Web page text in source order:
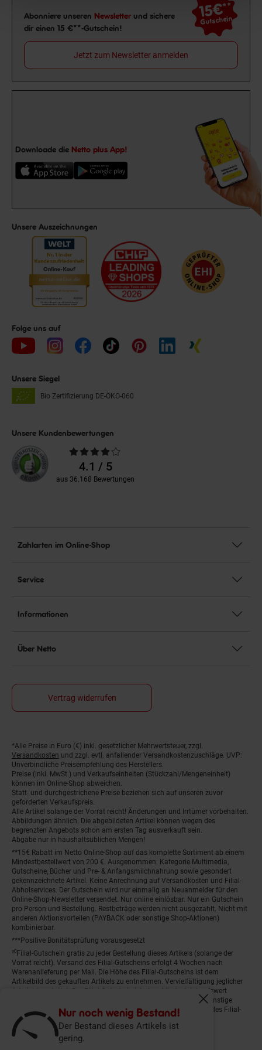
Nur noch wenig Bestand!
Der Bestand dieses Artikels ist
gering.
Fenster
Newsletter Anmeldung
Abonniere unseren Newsletter und sichere
dir einen 15 €**-Gutschein!
15€**
Gutschein
Jetzt zum Newsletter anmelden
Downloade die Netto plus App!
Unsere Auszeichnungen
Folge uns auf
Unsere Siegel
Bio Zertifizierung DE-ÖKO-060
Unsere Kundenbewertungen
Durchschnittliche
Bewertungen4.1 / 5
aus 36.168 Bewertungen
Zahlarten im Online-Shop
Service
Informationen
Über Netto
Vertrag widerrufen
Fußnoten
*Alle Preise in Euro (€) inkl. gesetzlicher Mehrwertsteuer, zzgl.
Versandkosten und zzgl. evtl. anfallender Versandkostenzuschläge. UVP:
Unverbindliche Preisempfehlung des Herstellers.
Preise (inkl. MwSt.) und Verkaufseinheiten (Stückzahl/Mengeneinheit)
können im Online-Shop abweichen.
Statt- und durchgestrichene Preise beziehen sich auf unseren zuvor
geforderten Verkaufspreis.
Alle Artikel solange der Vorrat reicht! Änderungen und Irrtümer vorbehalten.
Abbildungen ähnlich. Die abgebildeten Artikel können wegen des
begrenzten Angebots schon am ersten Tag ausverkauft sein.
Abgabe nur in haushaltsüblichen Mengen!
**15€ Rabatt im Netto Online-Shop auf das komplette Sortiment ab einem
Mindestbestellwert von 200 €. Ausgenommen: Kategorie Multimedia,
Gutscheine, Bücher und Pre- & Anfangsmilchnahrung sowie gesondert
gekennzeichnete Artikel. Keine Anrechnung auf Versandkosten und Filial-
Abholservices. Der Gutschein wird nur einmalig an Neuanmelder für den
Online-Shop-Newsletter versendet. Nur online einlösbar. Nur ein Gutschein
pro Person und Bestellung. Restbeträge werden nicht ausgezahlt. Nicht mit
anderen Aktionsvorteilen (PAYBACK oder sonstige Shop-Aktionen)
kombinierbar.
***Positive Bonitätsprüfung vorausgesetzt
²⁰Filial-Gutschein gratis zu jeder Bestellung dieses Artikels (solange der
Vorrat reicht). Versand des Filial-Gutscheins erfolgt 4 Wochen nach
Warenanlieferung per Mail. Die Höhe des Filial-Gutscheins ist dem
Artikelbild des gekauften Artikels zu entnehmen. Vervielfältigung jeglicher
Art nicht gestattet. Der Filial-Gutschein ist ohne Mindesteinkaufswert
einlösbar. Nicht mit anderen Aktionsvorteilen (PAYBACK oder sonstige
Shop-Aktionen) kombinierbar. Der jeweilige Gültigkeitszeitraum des Filial-
Gutscheins ist darauf vermerkt.